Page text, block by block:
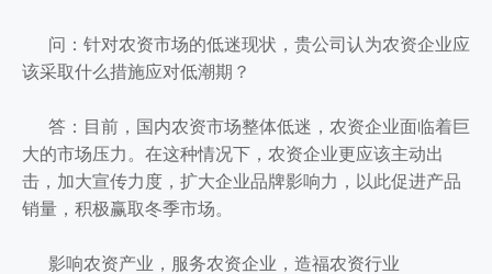
问：针对农资市场的低迷现状，贵公司认为农资企业应
该采取什么措施应对低潮期？
答：目前，国内农资市场整体低迷，农资企业面临着巨
大的市场压力。在这种情况下，农资企业更应该主动出
击，加大宣传力度，扩大企业品牌影响力，以此促进产品
销量，积极赢取冬季市场。
影响农资产业，服务农资企业，造福农资行业